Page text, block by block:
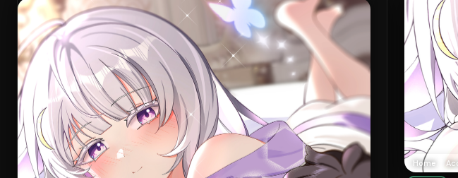
Home